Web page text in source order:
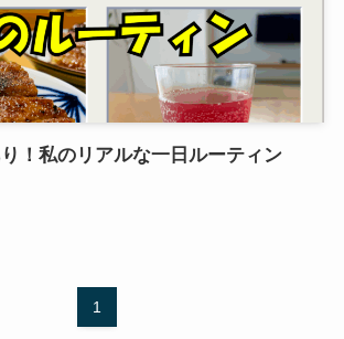
！私のリアルな一日ルーティン
1